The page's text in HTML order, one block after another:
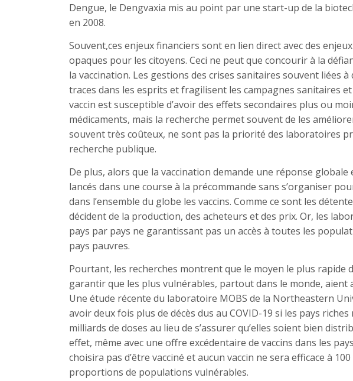
Dengue, le Dengvaxia mis au point par une start-up de la
en 2008.
Souvent,ces enjeux financiers sont en lien direct avec des
opaques pour les citoyens. Ceci ne peut que concourir à la
la vaccination. Les gestions des crises sanitaires souvent liées
traces dans les esprits et fragilisent les campagnes sanitaires
vaccin est susceptible d’avoir des effets secondaires plus ou
médicaments, mais la recherche permet souvent de les
souvent très coûteux, ne sont pas la priorité des laboratoires
recherche publique.
De plus, alors que la vaccination demande une réponse
lancés dans une course à la précommande sans s’organiser
dans l’ensemble du globe les vaccins. Comme ce sont les
décident de la production, des acheteurs et des prix. Or, les
pays par pays ne garantissant pas un accès à toutes les
pays pauvres.
Pourtant, les recherches montrent que le moyen le plus rapide
garantir que les plus vulnérables, partout dans le monde, aient
Une étude récente du laboratoire MOBS de la Northeastern
avoir deux fois plus de décès dus au COVID-19 si les pays
milliards de doses au lieu de s’assurer qu’elles soient bien
effet, même avec une offre excédentaire de vaccins dans les
choisira pas d’être vacciné et aucun vaccin ne sera efficace à
proportions de populations vulnérables.